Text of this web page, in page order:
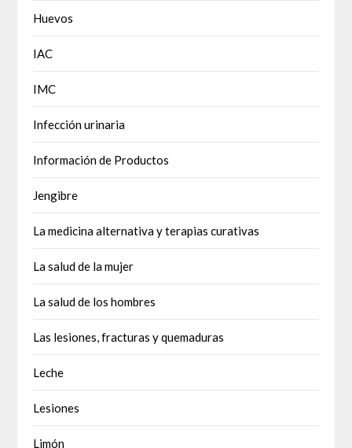
Huevos
IAC
IMC
Infección urinaria
Información de Productos
Jengibre
La medicina alternativa y terapias curativas
La salud de la mujer
La salud de los hombres
Las lesiones, fracturas y quemaduras
Leche
Lesiones
Limón